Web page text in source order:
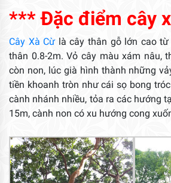
*** Đặc điểm cây
Cây Xà Cừ là cây thân gỗ lớn cao
thân 0.8-2m. Vỏ cây màu xám nâu,
còn non, lúc già hình thành những
tiền khoanh tròn như cái sọ bong
cành nhánh nhiều, tỏa ra các hướng
15m, cành non có xu hướng cong